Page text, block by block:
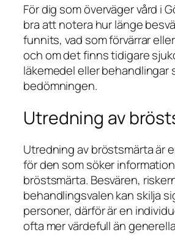
För dig som överväger vård i
bra att notera hur länge
funnits, vad som förvärrar
och om det finns tidigare
läkemedel eller behandlingar
bedömningen.
Utredning av
Utredning av bröstsmärta är
för den som söker
bröstsmärta. Besvären,
behandlingsvalen kan skilja
personer, därför är en
ofta mer värdefull än